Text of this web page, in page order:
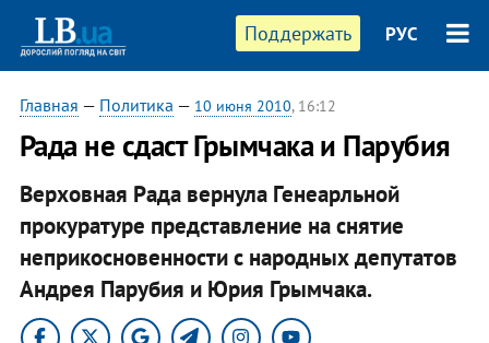
Поддержать РУС
Главная — Политика — 10 июня 2010, 16:12
Рада не сдаст Грымчака и Парубия
Верховная Рада вернула Генеарльной
прокуратуре представление на снятие
неприкосновенности с народных депутатов
Андрея Парубия и Юрия Грымчака.